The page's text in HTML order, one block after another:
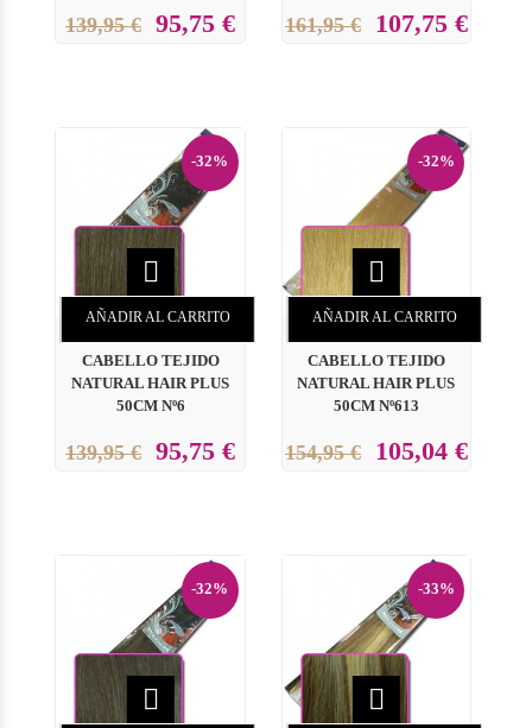
139,95 € 95,75 € 161,95 € 107,75 €
-32%

AÑADIR AL CARRITO
CABELLO TEJIDO
NATURAL HAIR PLUS
50CM Nº6
139,95 € 95,75 €
-32%

AÑADIR AL CARRITO
CABELLO TEJIDO
NATURAL HAIR PLUS
50CM Nº613
154,95 € 105,04 €
-32%

-33%
